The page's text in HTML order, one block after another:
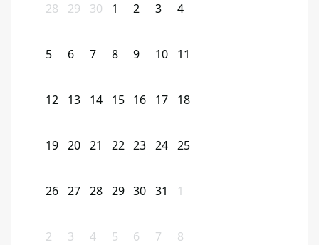
28 29 30 1 2 3 4
5 6 7 8 9 10 11
12 13 14 15 16 17 18
19 20 21 22 23 24 25
26 27 28 29 30 31 1
2 3 4 5 6 7 8